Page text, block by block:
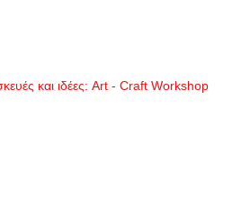
και ιδέες: Art - Craft Workshop